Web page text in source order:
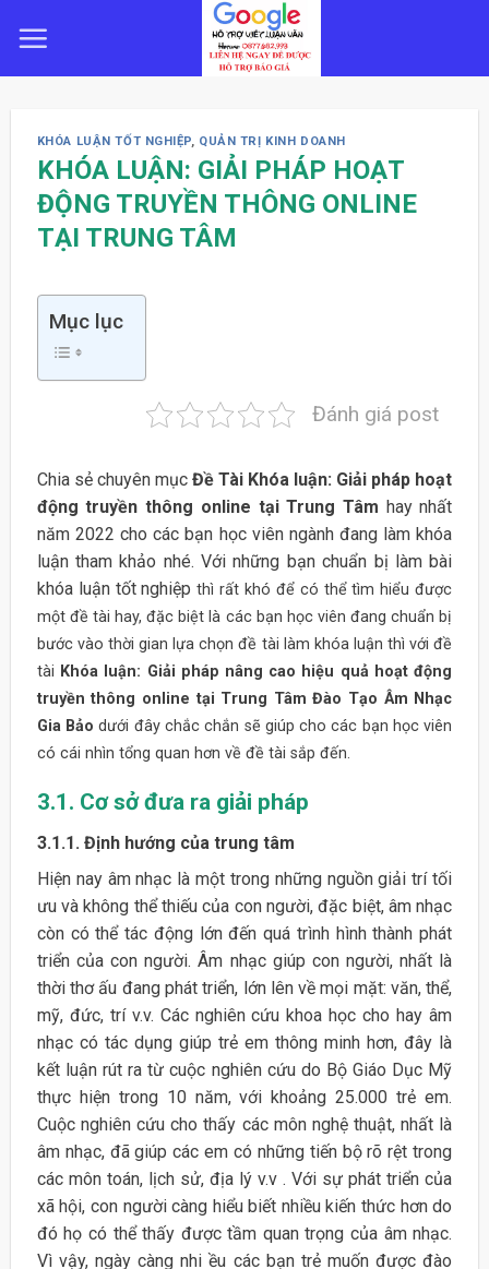
KHÓA LUẬN TỐT NGHIỆP, QUẢN TRỊ KINH DOANH
KHÓA LUẬN: GIẢI PHÁP HOẠT
ĐỘNG TRUYỀN THÔNG ONLINE
TẠI TRUNG TÂM
Mục lục
Đánh giá post
Chia sẻ chuyên mục Đề Tài Khóa luận: Giải pháp hoạt
động truyền thông online tại Trung Tâm hay nhất
năm 2022 cho các bạn học viên ngành đang làm khóa
luận tham khảo nhé. Với những bạn chuẩn bị làm bài
khóa luận tốt nghiệp thì rất khó để có thể tìm hiểu được
một đề tài hay, đặc biệt là các bạn học viên đang chuẩn bị
bước vào thời gian lựa chọn đề tài làm khóa luận thì với đề
tài Khóa luận: Giải pháp nâng cao hiệu quả hoạt động
truyền thông online tại Trung Tâm Đào Tạo Âm Nhạc
Gia Bảodưới đây chắc chắn sẽ giúp cho các bạn học viên
có cái nhìn tổng quan hơn về đề tài sắp đến.
3.1. Cơ sở đưa ra giải pháp
3.1.1. Định hướng của trung tâm
Hiện nay âm nhạc là một trong những nguồn giải trí tối
ưu và không thể thiếu của con người, đặc biệt, âm nhạc
còn có thể tác động lớn đến quá trình hình thành phát
triển của con người. Âm nhạc giúp con người, nhất là
thời thơ ấu đang phát triển, lớn lên về mọi mặt: văn, thể,
mỹ, đức, trí v.v. Các nghiên cứu khoa học cho hay âm
nhạc có tác dụng giúp trẻ em thông minh hơn, đây là
kết luận rút ra từ cuộc nghiên cứu do Bộ Giáo Dục Mỹ
thực hiện trong 10 năm, với khoảng 25.000 trẻ em.
Cuộc nghiên cứu cho thấy các môn nghệ thuật, nhất là
âm nhạc, đã giúp các em có những tiến bộ rõ rệt trong
các môn toán, lịch sử, địa lý v.v . Với sự phát triển của
xã hội, con người càng hiểu biết nhiều kiến thức hơn do
đó họ có thể thấy được tầm quan trọng của âm nhạc.
Vì vậy, ngày càng nhi ều các bạn trẻ muốn được đào